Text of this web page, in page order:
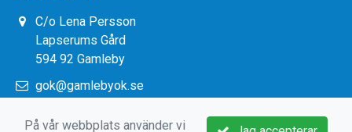
C/o Lena Persson
Lapserums Gård
594 92 Gamleby
gok@gamlebyok.se
På vår webbplats använder vi